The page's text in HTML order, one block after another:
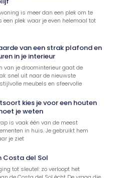
is meer dan een plek om te
een plek waar je even helemaal tot
van een strak plafond en
in je interieur
van je droominterieur gaat de
snel uit naar de nieuwste
meubels en sfeervolle
kies je voor een houten
je weten
is vaak één van de meest
in huis. Je gebruikt hem
je ziet
Costa del Sol
tot sleutel: zo verloopt het